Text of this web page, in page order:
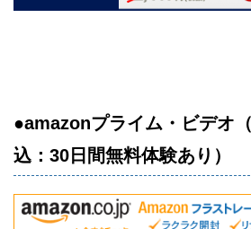
●amazonプライム・ビデオ
込：30日間無料体験あり）